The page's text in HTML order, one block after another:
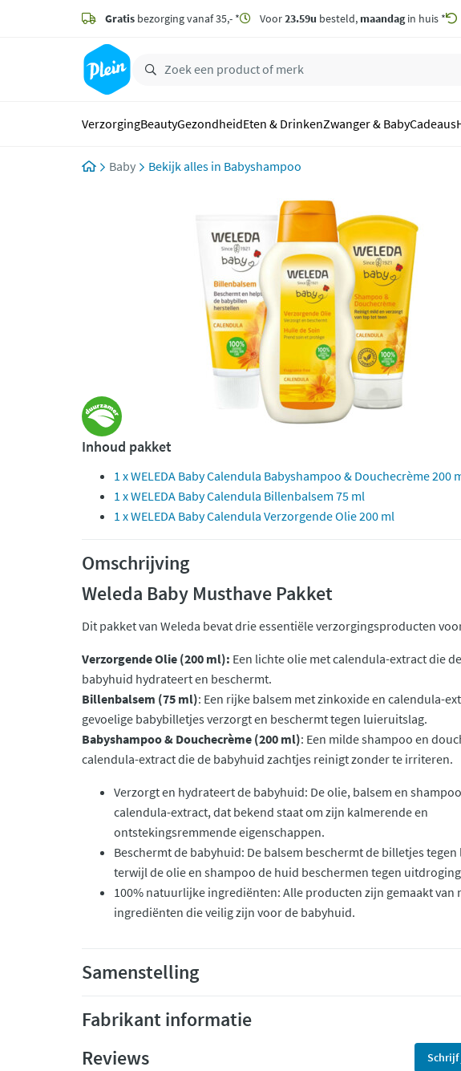
zoeken
hoofdinhoud
Gratis bezorging vanaf 35,- * Voor23.59u besteld, maandagin huis *
VerzorgingBeautyGezondheidEten & DrinkenZwanger & BabyCadeaus
Baby Babyshampoo
Inhoud pakket
1 x WELEDA Baby Calendula Babyshampoo & Douchecrème 200
1 x WELEDA Baby Calendula Billenbalsem 75 ml
1 x WELEDA Baby Calendula Verzorgende Olie 200 ml
Omschrijving
Weleda Baby Musthave Pakket
Dit pakket van Weleda bevat drie essentiële verzorgingsproducten
Verzorgende Olie (200 ml): Een lichte olie met calendula-extract die
babyhuid hydrateert en beschermt.
Billenbalsem (75 ml): Een rijke balsem met zinkoxide en calendula-
gevoelige babybilletjes verzorgt en beschermt tegen luieruitslag.
Babyshampoo & Douchecrème (200 ml): Een milde shampoo en
calendula-extract die de babyhuid zachtjes reinigt zonder te irriteren.
Verzorgt en hydrateert de babyhuid: De olie, balsem en
calendula-extract, dat bekend staat om zijn kalmerende en
ontstekingsremmende eigenschappen.
Beschermt de babyhuid: De balsem beschermt de billetjes
terwijl de olie en shampoo de huid beschermen tegen
100% natuurlijke ingrediënten: Alle producten zijn gemaakt van
ingrediënten die veilig zijn voor de babyhuid.
Samenstelling
Fabrikant informatie
Reviews